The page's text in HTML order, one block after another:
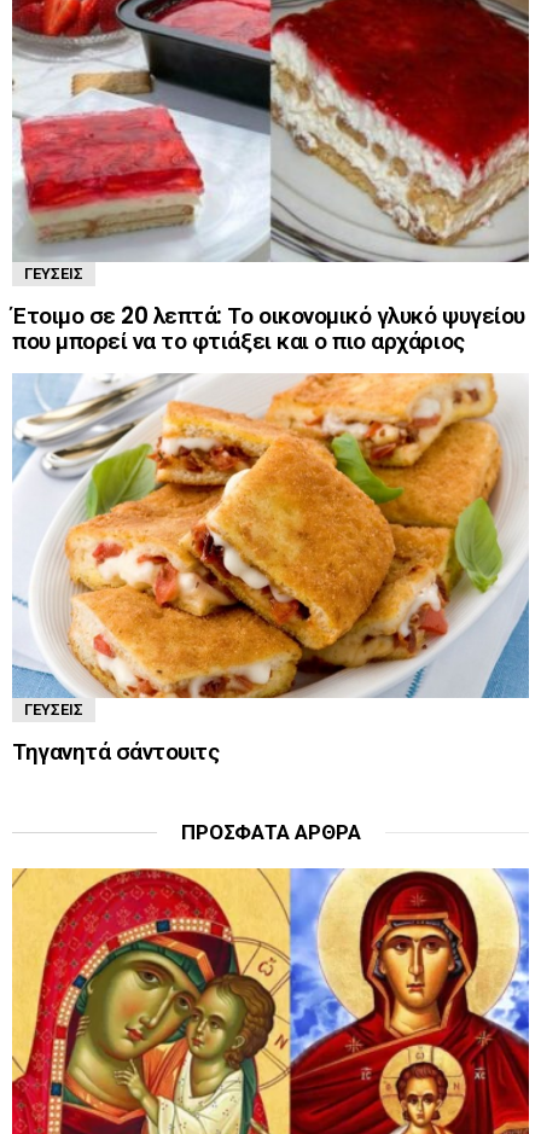
ΓΕΎΣΕΙΣ
Έτοιμο σε 20 λεπτά: Το οικονομικό γλυκό ψυγείου
που μπορεί να το φτιάξει και ο πιο αρχάριος
ΓΕΎΣΕΙΣ
Τηγανητά σάντουιτς
ΠΡΌΣΦΑΤΑ ΆΡΘΡΑ